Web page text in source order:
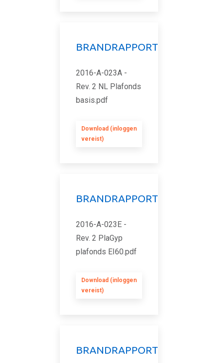
BRANDRAPPORT
2016-A-023A -
Rev. 2 NL Plafonds
basis.pdf
Download (inloggen
vereist)
BRANDRAPPORT
2016-A-023E -
Rev. 2 PlaGyp
plafonds EI60.pdf
Download (inloggen
vereist)
BRANDRAPPORT